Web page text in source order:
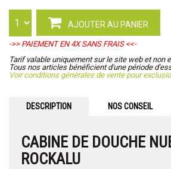
AJOUTER AU PANIER
->> PAIEMENT EN 4X SANS FRAIS <<-
Tarif valable uniquement sur le site web et non
Tous nos articles bénéficient d'une période
Voir conditions générales de vente pour
DESCRIPTION NOS CONSEIL
CABINE DE DOUCHE
ROCKALU